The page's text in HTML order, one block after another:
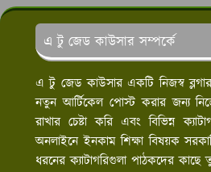
এ টু জেড কাউসার সম্পর্কে
এ টু জেড কাউসার একটি নিজস্ব
নতুন আর্টিকেল পোস্ট করার জন্য
রাখার চেষ্টা করি এবং বিভিন্ন
অনলাইনে ইনকাম শিক্ষা বিষয়ক
ধরনের ক্যাটাগরিগুলা পাঠকদের কাছে